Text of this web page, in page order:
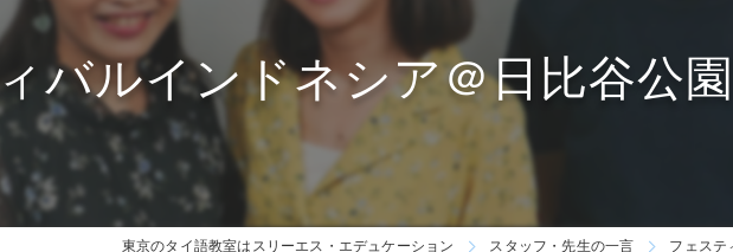
入学の流れ
アクセス
タイ語／授業の概要
タイ語／コース・料金
タイ語／開講スケジュール
タイ語／留学
インドネシア語
中国語
バルインドネシア＠日比谷公園
東京のタイ語教室はスリーエス・エデュケーション スタッフ・先生の一言 フェステ